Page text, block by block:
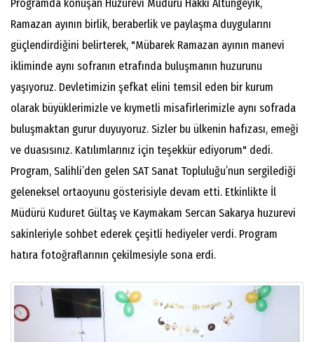
Programda konuşan Huzurevi Müdürü Hakkı Altungeyik,
Ramazan ayının birlik, beraberlik ve paylaşma duygularını
güçlendirdiğini belirterek, "Mübarek Ramazan ayının manevi
ikliminde aynı sofranın etrafında buluşmanın huzurunu
yaşıyoruz. Devletimizin şefkat elini temsil eden bir kurum
olarak büyüklerimizle ve kıymetli misafirlerimizle aynı sofrada
buluşmaktan gurur duyuyoruz. Sizler bu ülkenin hafızası, emeği
ve duasısınız. Katılımlarınız için teşekkür ediyorum" dedi.
Program, Salihli’den gelen SAT Sanat Topluluğu’nun sergilediği
geleneksel ortaoyunu gösterisiyle devam etti. Etkinlikte İl
Müdürü Kuduret Gültaş ve Kaymakam Sercan Sakarya huzurevi
sakinleriyle sohbet ederek çeşitli hediyeler verdi. Program
hatıra fotoğraflarının çekilmesiyle sona erdi.